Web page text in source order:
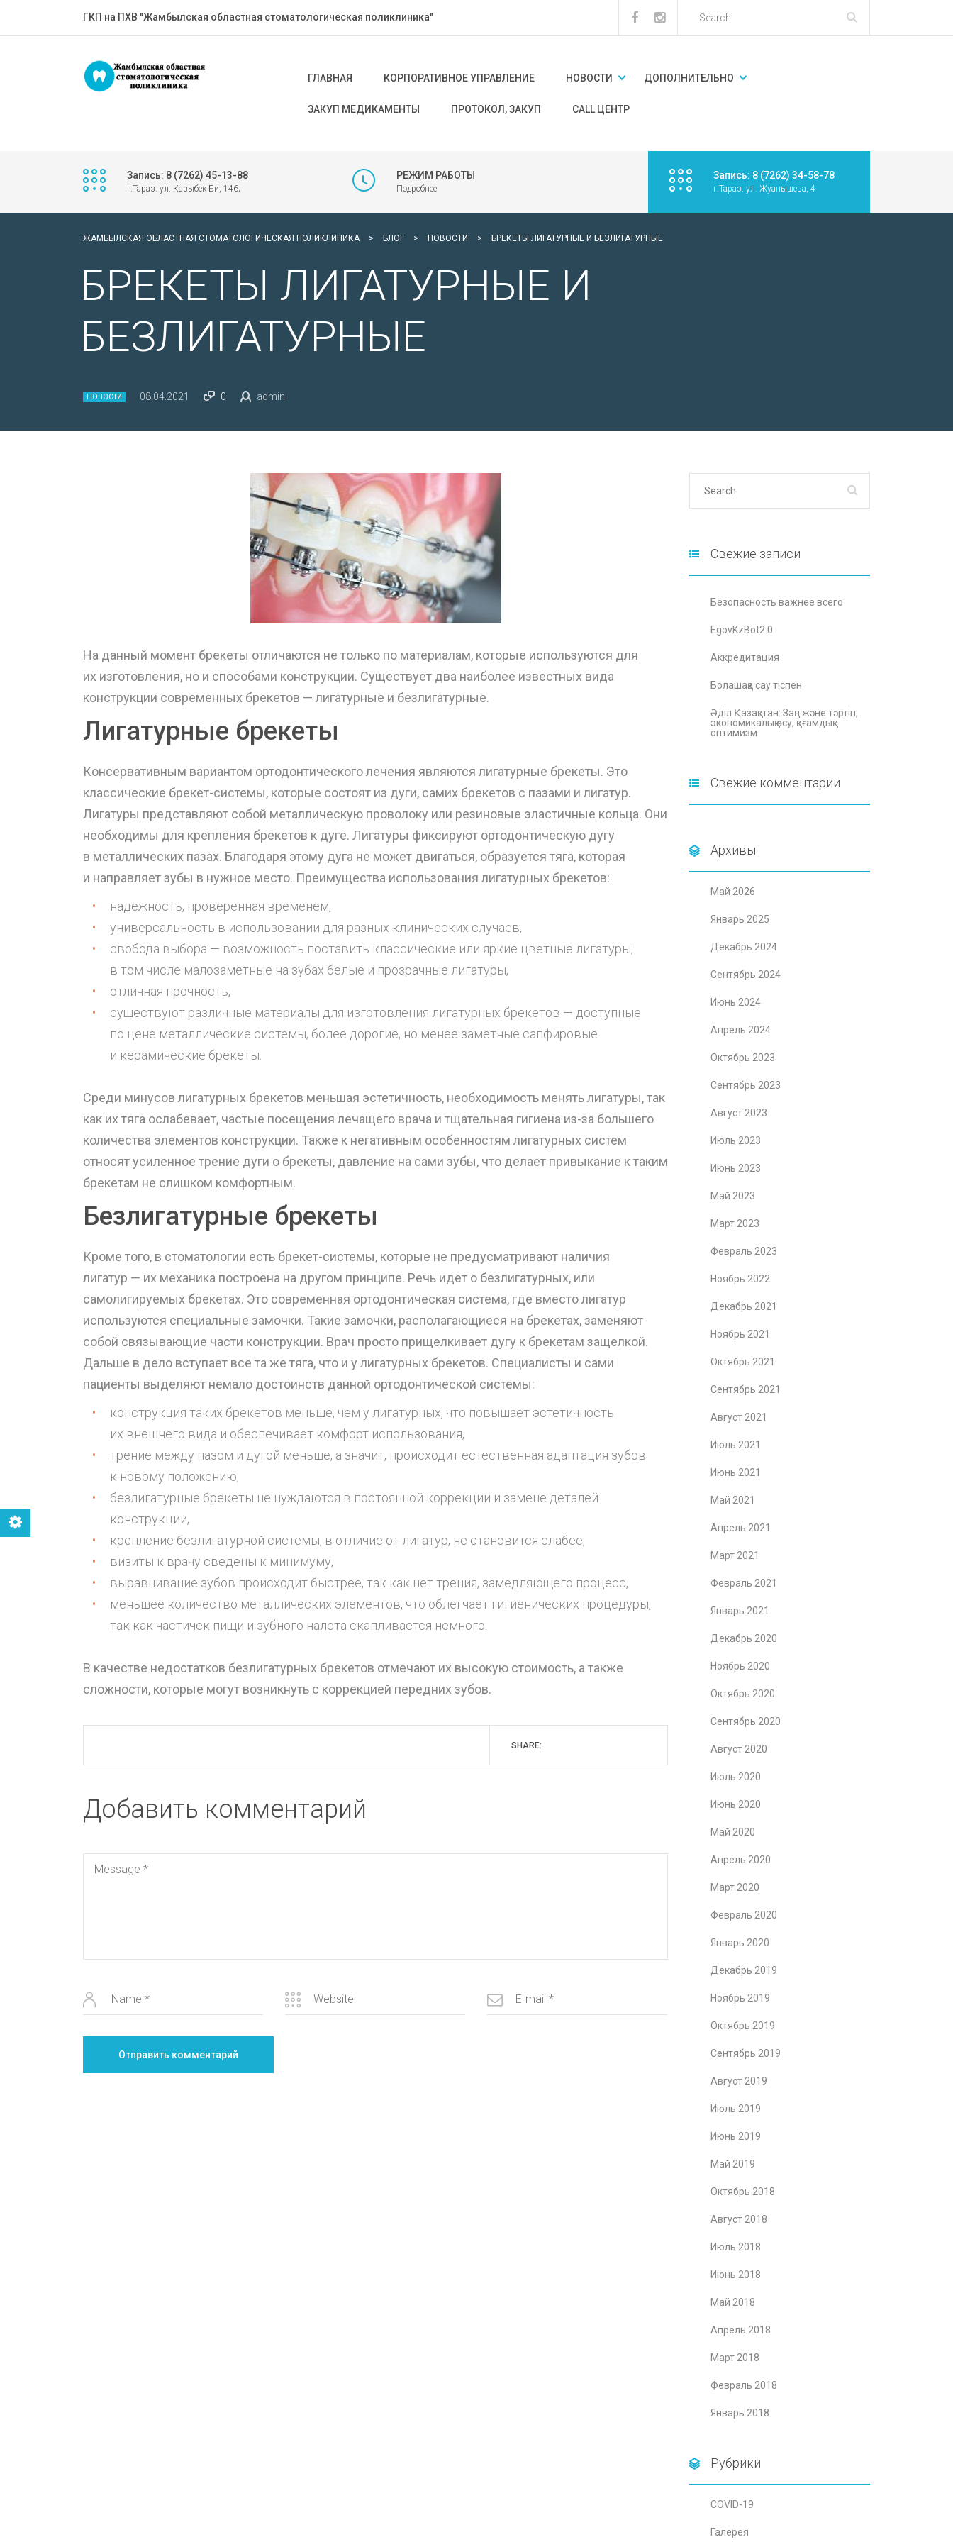
ГКП на ПХВ "Жамбылская областная стоматологическая поликлиника"
ГЛАВНАЯ КОРПОРАТИВНОЕ УПРАВЛЕНИЕ НОВОСТИ ДОПОЛНИТЕЛЬНО
ЗАКУП МЕДИКАМЕНТЫ ПРОТОКОЛ, ЗАКУП CALL ЦЕНТР
Запись: 8 (7262) 45-13-88
г.Тараз. ул. Казыбек Би, 146;
РЕЖИМ РАБОТЫ
Подробнее
Запись: 8 (7262) 34-58-78
г.Тараз. ул. Жуанышева, 4
ЖАМБЫЛСКАЯ ОБЛАСТНАЯ СТОМАТОЛОГИЧЕСКАЯ ПОЛИКЛИНИКА > БЛОГ > НОВОСТИ > БРЕКЕТЫ ЛИГАТУРНЫЕ И БЕЗЛИГАТУРНЫЕ
БРЕКЕТЫ ЛИГАТУРНЫЕ И
БЕЗЛИГАТУРНЫЕ
НОВОСТИ 08.04.2021 0 admin
На данный момент брекеты отличаются не только по материалам, которые используются для
их изготовления, но и способами конструкции. Существует два наиболее известных вида
конструкции современных брекетов — лигатурные и безлигатурные.
Лигатурные брекеты
Консервативным вариантом ортодонтического лечения являются лигатурные брекеты. Это
классические брекет-системы, которые состоят из дуги, самих брекетов с пазами и лигатур.
Лигатуры представляют собой металлическую проволоку или резиновые эластичные кольца. Они
необходимы для крепления брекетов к дуге. Лигатуры фиксируют ортодонтическую дугу
в металлических пазах. Благодаря этому дуга не может двигаться, образуется тяга, которая
и направляет зубы в нужное место. Преимущества использования лигатурных брекетов:
надежность, проверенная временем,
универсальность в использовании для разных клинических случаев,
свобода выбора — возможность поставить классические или яркие цветные лигатуры,
в том числе малозаметные на зубах белые и прозрачные лигатуры,
отличная прочность,
существуют различные материалы для изготовления лигатурных брекетов — доступные
по цене металлические системы, более дорогие, но менее заметные сапфировые
и керамические брекеты.
Среди минусов лигатурных брекетов меньшая эстетичность, необходимость менять лигатуры, так
как их тяга ослабевает, частые посещения лечащего врача и тщательная гигиена из-за большего
количества элементов конструкции. Также к негативным особенностям лигатурных систем
относят усиленное трение дуги о брекеты, давление на сами зубы, что делает привыкание к таким
брекетам не слишком комфортным.
Безлигатурные брекеты
Кроме того, в стоматологии есть брекет-системы, которые не предусматривают наличия
лигатур — их механика построена на другом принципе. Речь идет о безлигатурных, или
самолигируемых брекетах. Это современная ортодонтическая система, где вместо лигатур
используются специальные замочки. Такие замочки, располагающиеся на брекетах, заменяют
собой связывающие части конструкции. Врач просто прищелкивает дугу к брекетам защелкой.
Дальше в дело вступает все та же тяга, что и у лигатурных брекетов. Специалисты и сами
пациенты выделяют немало достоинств данной ортодонтической системы:
конструкция таких брекетов меньше, чем у лигатурных, что повышает эстетичность
их внешнего вида и обеспечивает комфорт использования,
трение между пазом и дугой меньше, а значит, происходит естественная адаптация зубов
к новому положению,
безлигатурные брекеты не нуждаются в постоянной коррекции и замене деталей
конструкции,
крепление безлигатурной системы, в отличие от лигатур, не становится слабее,
визиты к врачу сведены к минимуму,
выравнивание зубов происходит быстрее, так как нет трения, замедляющего процесс,
меньшее количество металлических элементов, что облегчает гигиенических процедуры,
так как частичек пищи и зубного налета скапливается немного.
В качестве недостатков безлигатурных брекетов отмечают их высокую стоимость, а также
сложности, которые могут возникнуть с коррекцией передних зубов.
SHARE:
Добавить комментарий
Свежие записи
Безопасность важнее всего
EgovKzBot2.0
Аккредитация
Болашаққа сау тіспен
Әділ Қазақстан: Заң және тәртіп,
экономикалық өсу, қоғамдық
оптимизм
Свежие комментарии
Архивы
Май 2026
Январь 2025
Декабрь 2024
Сентябрь 2024
Июнь 2024
Апрель 2024
Октябрь 2023
Сентябрь 2023
Август 2023
Июль 2023
Июнь 2023
Май 2023
Март 2023
Февраль 2023
Ноябрь 2022
Декабрь 2021
Ноябрь 2021
Октябрь 2021
Сентябрь 2021
Август 2021
Июль 2021
Июнь 2021
Май 2021
Апрель 2021
Март 2021
Февраль 2021
Январь 2021
Декабрь 2020
Ноябрь 2020
Октябрь 2020
Сентябрь 2020
Август 2020
Июль 2020
Июнь 2020
Май 2020
Апрель 2020
Март 2020
Февраль 2020
Январь 2020
Декабрь 2019
Ноябрь 2019
Октябрь 2019
Сентябрь 2019
Август 2019
Июль 2019
Июнь 2019
Май 2019
Октябрь 2018
Август 2018
Июль 2018
Июнь 2018
Май 2018
Апрель 2018
Март 2018
Февраль 2018
Январь 2018
Рубрики
COVID-19
Галерея